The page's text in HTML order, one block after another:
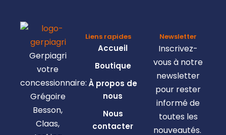
Gerpiagri
votre
concessionnaire:
Grégoire
Besson,
Claas,
Liens rapides
Accueil
Boutique
À propos de
nous
Nous
contacter
Newsletter
Inscrivez-
vous à notre
newsletter
pour rester
informé de
toutes les
nouveautés.